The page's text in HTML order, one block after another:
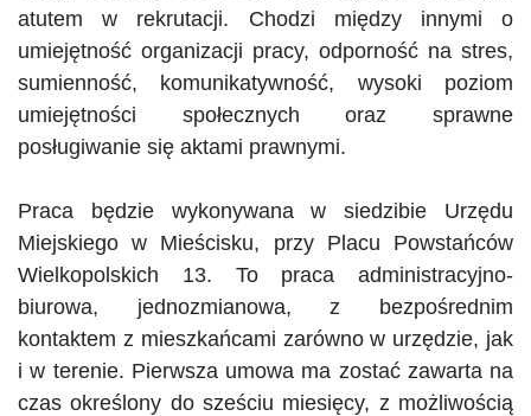
atutem w rekrutacji. Chodzi między innymi o
umiejętność organizacji pracy, odporność na stres,
sumienność, komunikatywność, wysoki poziom
umiejętności społecznych oraz sprawne
posługiwanie się aktami prawnymi.
Praca będzie wykonywana w siedzibie Urzędu
Miejskiego w Mieścisku, przy Placu Powstańców
Wielkopolskich 13. To praca administracyjno-
biurowa, jednozmianowa, z bezpośrednim
kontaktem z mieszkańcami zarówno w urzędzie, jak
i w terenie. Pierwsza umowa ma zostać zawarta na
czas określony do sześciu miesięcy, z możliwością